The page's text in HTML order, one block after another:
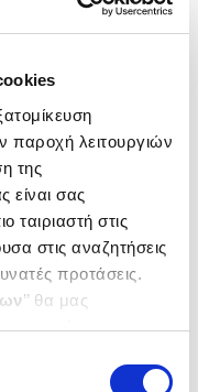
παροχή λειτουργιών
της
είναι σας
ταιριαστή στις
στις αναζητήσεις
προτάσεις.
’’ θα μας
παραπάνω.
παρακάτω με την
Δημοτικότητα